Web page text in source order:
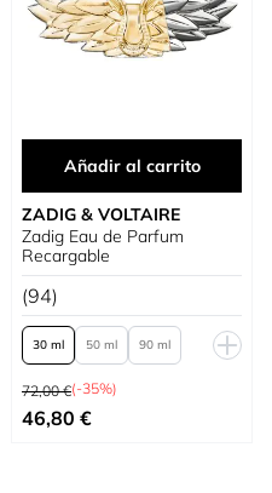
Añadir al carrito
ZADIG & VOLTAIRE
Zadig Eau de Parfum
Recargable
(94)
30 ml 50 ml 90 ml
recarga 150 ml
Precio habitual
72,00 €(-35%)
Tan bajo como
46,80 €